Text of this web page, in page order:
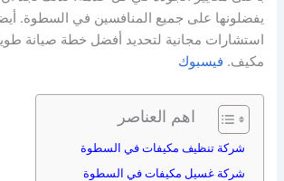
يفضلونها على جميع المنافسين في السطوة.
استشارات مجانية لتحديد أفضل خطة صيانة
مكيف. فيسبوك
اهم العناصر
شركة تنظيف مكيفات في السطوة
شركة غسيل مكيفات في السطوة